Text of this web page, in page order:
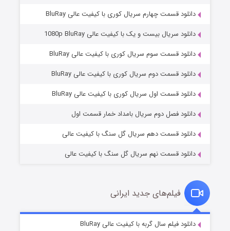
مردگان متحرک: شهر مرده ۳
قسمت۲ (زیرنویس) منتشر شد
قسمت۷ (زیرنویس) منتشر شد
دانلود قسمت چهارم سریال کوری با کیفیت عالی BluRay
دانلود سریال بیست و یک با کیفیت عالی 1080p BluRay
دانلود قسمت سوم سریال کوری با کیفیت عالی BluRay
دانلود قسمت دوم سریال کوری با کیفیت عالی BluRay
دانلود قسمت اول سریال کوری با کیفیت عالی BluRay
دانلود فصل دوم سریال بامداد خمار قسمت اول
دانلود قسمت دهم سریال گل سنگ با کیفیت عالی
دانلود قسمت نهم سریال گل سنگ با کیفیت عالی
فیلم‌های جدید ایرانی
دانلود فیلم سال گربه با کیفیت عالی BluRay